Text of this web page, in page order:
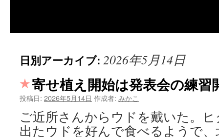
日別アーカイブ: 2026年5月14日
寄せ植え開始は発表会の練習
投稿日: 2026年5月14日 作成者: みかこ
ご近所さんからウドを戴いた。
出たウドを好んで食べるようで